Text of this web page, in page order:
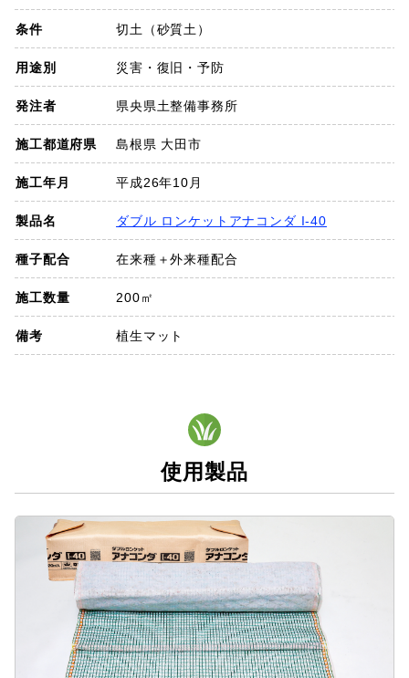
お知らせ
プライバシーポリシー
お問い合わせ
条件 切土（砂質土）
用途別 災害・復旧・予防
発注者 県央県土整備事務所
施工都道府県 島根県 大田市
施工年月 平成26年10月
製品名 ダブル ロンケットアナコンダ I-40
種子配合 在来種＋外来種配合
施工数量 200㎡
備考 植生マット
使用製品